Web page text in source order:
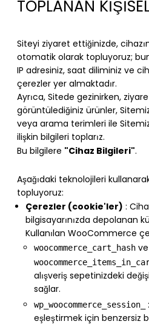
TOPLANAN
Siteyi ziyaret ettiğinizde,
otomatik olarak topluyoruz;
IP adresiniz, saat diliminiz ve
çerezler yer almaktadır.
Ayrıca, Sitede gezinirken,
görüntülediğiniz ürünler,
veya arama terimleri ile
ilişkin bilgileri toplarız.
Bu bilgilere "Cihaz Bilgileri".
Aşağıdaki teknolojileri
topluyoruz:
Çerezler (cookie'ler) :
bilgisayarınızda depolanan
Kullanılan WooCommerce
woocommerce_cart_hash ve
alışveriş sepetinizdeki
sağlar.
wp_woocommerce_session_
eşleştirmek için benzersiz